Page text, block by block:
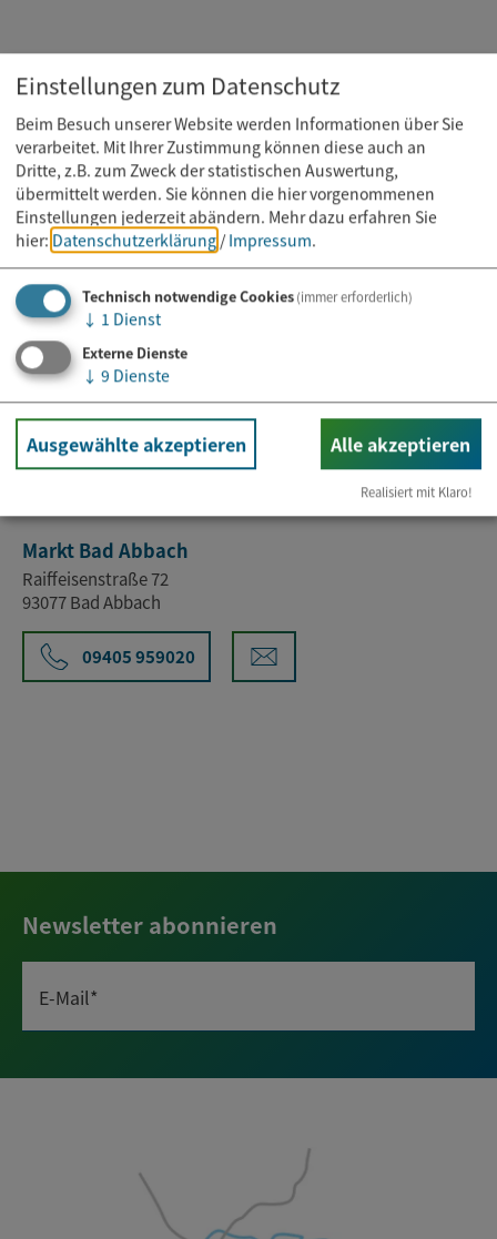
Fußgängerzone Bad Abbach
Am Markt
93077 Bad Abbach
Markt Bad Abbach
Raiffeisenstraße 72
93077 Bad Abbach
09405 959020
Newsletter abonnieren
E-Mail*
Einstellungen zum Datenschutz
Beim Besuch unserer Website werden Informationen über Sie
verarbeitet. Mit Ihrer Zustimmung können diese auch an
Dritte, z.B. zum Zweck der statistischen Auswertung,
übermittelt werden. Sie können die hier vorgenommenen
Einstellungen jederzeit abändern. Mehr dazu erfahren Sie
hier: Datenschutzerklärung / Impressum.
Technisch notwendige Cookies(immer erforderlich)
↓ 1 Dienst
Externe Dienste
↓ 9 Dienste
Ausgewählte akzeptieren Alle akzeptieren
Realisiert mit Klaro!